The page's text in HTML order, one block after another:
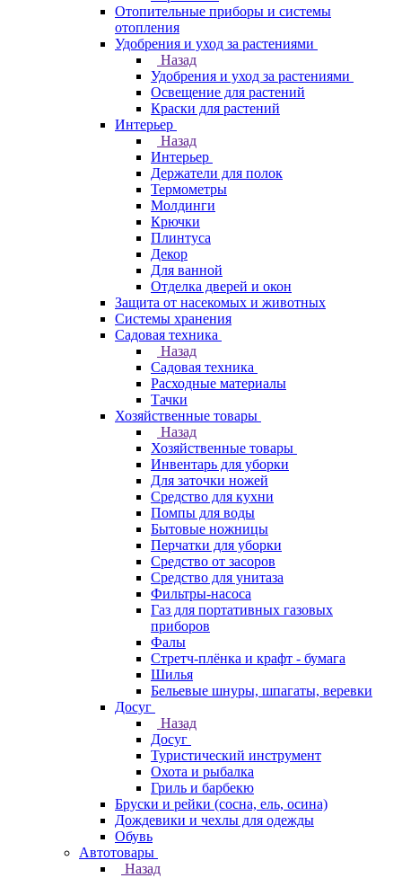
Отопительные приборы и системы
отопления
Удобрения и уход за растениями
Назад
Удобрения и уход за растениями
Освещение для растений
Краски для растений
Интерьер
Назад
Интерьер
Держатели для полок
Термометры
Молдинги
Крючки
Плинтуса
Декор
Для ванной
Отделка дверей и окон
Защита от насекомых и животных
Системы хранения
Садовая техника
Назад
Садовая техника
Расходные материалы
Тачки
Хозяйственные товары
Назад
Хозяйственные товары
Инвентарь для уборки
Для заточки ножей
Средство для кухни
Помпы для воды
Бытовые ножницы
Перчатки для уборки
Средство от засоров
Средство для унитаза
Фильтры-насоса
Газ для портативных газовых
приборов
Фалы
Стретч-плёнка и крафт - бумага
Шилья
Бельевые шнуры, шпагаты, веревки
Досуг
Назад
Досуг
Туристический инструмент
Охота и рыбалка
Гриль и барбекю
Бруски и рейки (сосна, ель, осина)
Дождевики и чехлы для одежды
Обувь
Автотовары
Назад